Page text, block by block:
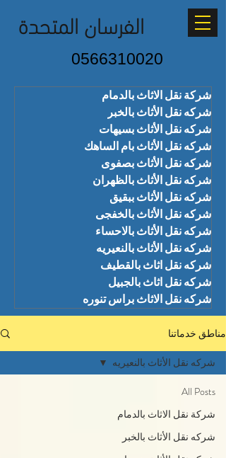
الفرسان المتحدة
0566310020
شركة نقل الاثاث بالدمام
شركه نقل الأثاث بالخبر
شركه نقل الأثاث بسيهات
شركه نقل الأثاث بام الساهك
شركه نقل الأثاث بصفوى
شركه نقل الأثاث بالظهران
شركه نقل الأثاث ببقيق
شركه نقل الأثاث بالخفجى
شركه نقل الأثاث بالاحساء
شركه نقل الأثاث بالنعيريه
شركه نقل اثاث بالقطيف
شركه نقل اثاث بالجبيل
شركه نقل الاثاث براس تنوره
مناطق خدماتنا
All Posts
شركة نقل الاثاث بالدمام
شركه نقل الأثاث بالخبر
شركه نقل الأثاث بالنعيريه